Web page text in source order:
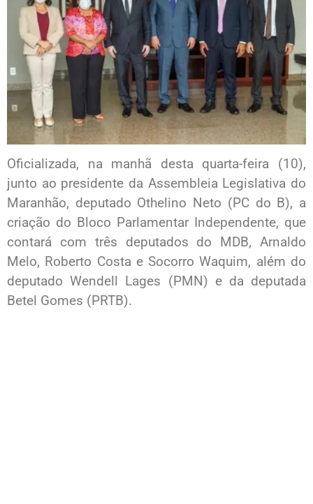
Oficializada, na manhã desta quarta-feira (10),
junto ao presidente da Assembleia Legislativa do
Maranhão, deputado Othelino Neto (PC do B), a
criação do Bloco Parlamentar Independente, que
contará com três deputados do MDB, Arnaldo
Melo, Roberto Costa e Socorro Waquim, além do
deputado Wendell Lages (PMN) e da deputada
Betel Gomes (PRTB).